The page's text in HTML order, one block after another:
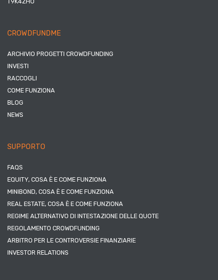
CROWDFUNDME
ARCHIVIO PROGETTI CROWDFUNDING
INVESTI
RACCOGLI
COME FUNZIONA
BLOG
NEWS
SUPPORTO
FAQS
EQUITY, COSA È E COME FUNZIONA
MINIBOND, COSA È E COME FUNZIONA
REAL ESTATE, COSA È E COME FUNZIONA
REGIME ALTERNATIVO DI INTESTAZIONE DELLE QUOTE
REGOLAMENTO CROWDFUNDING
ARBITRO PER LE CONTROVERSIE FINANZIARIE
INVESTOR RELATIONS